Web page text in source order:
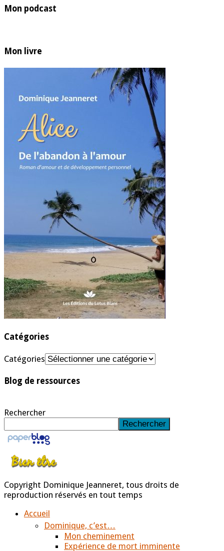
Mon podcast
Mon livre
Catégories
Catégories
Blog de ressources
Rechercher
Rechercher
Copyright Dominique Jeanneret, tous droits de
reproduction réservés en tout temps
Accueil
Dominique, c’est…
Mon cheminement
Expérience de mort imminente